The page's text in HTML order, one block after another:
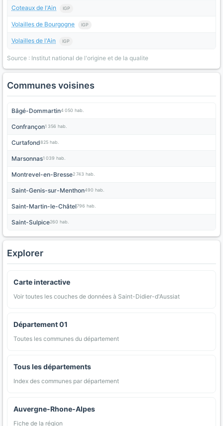
Coteaux de l'Ain IGP
Volailles de Bourgogne IGP
Volailles de l'Ain IGP
Source : Institut national de l'origine et de la qualite
Communes voisines
Bâgé-Dommartin4 050 hab.
Confrançon1 356 hab.
Curtafond825 hab.
Marsonnas1 039 hab.
Montrevel-en-Bresse2 743 hab.
Saint-Genis-sur-Menthon490 hab.
Saint-Martin-le-Châtel796 hab.
Saint-Sulpice260 hab.
Explorer
Carte interactive
Voir toutes les couches de données à Saint-Didier-d'Aussiat
Département 01
Toutes les communes du département
Tous les départements
Index des communes par département
Auvergne-Rhone-Alpes
Fiche de la région